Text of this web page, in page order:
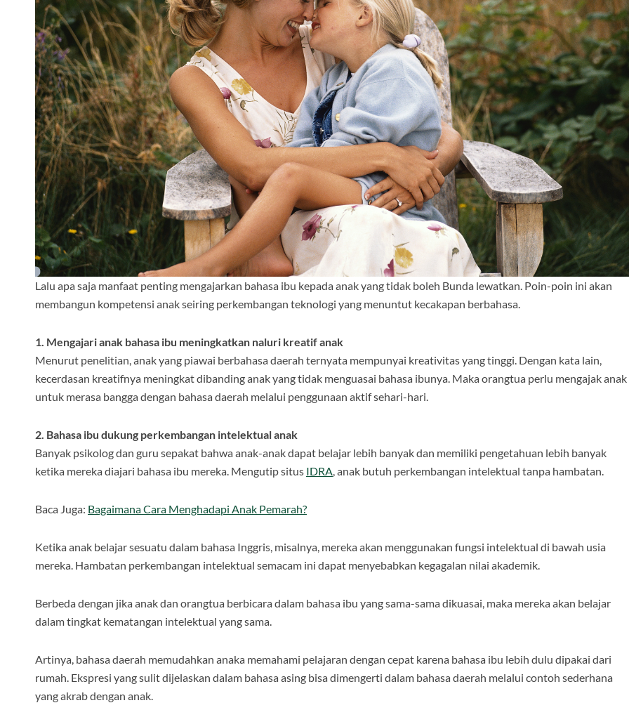
Lalu apa saja manfaat penting mengajarkan bahasa ibu kepada anak yang tidak boleh Bunda lewatkan. Poin-poin ini akan
membangun kompetensi anak seiring perkembangan teknologi yang menuntut kecakapan berbahasa.
1. Mengajari anak bahasa ibu meningkatkan naluri kreatif anak
Menurut penelitian, anak yang piawai berbahasa daerah ternyata mempunyai kreativitas yang tinggi. Dengan kata lain,
kecerdasan kreatifnya meningkat dibanding anak yang tidak menguasai bahasa ibunya. Maka orangtua perlu mengajak anak
untuk merasa bangga dengan bahasa daerah melalui penggunaan aktif sehari-hari.
2. Bahasa ibu dukung perkembangan intelektual anak
Banyak psikolog dan guru sepakat bahwa anak-anak dapat belajar lebih banyak dan memiliki pengetahuan lebih banyak
ketika mereka diajari bahasa ibu mereka. Mengutip situs IDRA, anak butuh perkembangan intelektual tanpa hambatan.
Baca Juga: Bagaimana Cara Menghadapi Anak Pemarah?
Ketika anak belajar sesuatu dalam bahasa Inggris, misalnya, mereka akan menggunakan fungsi intelektual di bawah usia
mereka. Hambatan perkembangan intelektual semacam ini dapat menyebabkan kegagalan nilai akademik.
Berbeda dengan jika anak dan orangtua berbicara dalam bahasa ibu yang sama-sama dikuasai, maka mereka akan belajar
dalam tingkat kematangan intelektual yang sama.
Artinya, bahasa daerah memudahkan anaka memahami pelajaran dengan cepat karena bahasa ibu lebih dulu dipakai dari
rumah. Ekspresi yang sulit dijelaskan dalam bahasa asing bisa dimengerti dalam bahasa daerah melalui contoh sederhana
yang akrab dengan anak.